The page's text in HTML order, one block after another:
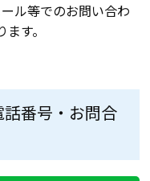
ル等でのお問い合わ
す。
番号・お問合